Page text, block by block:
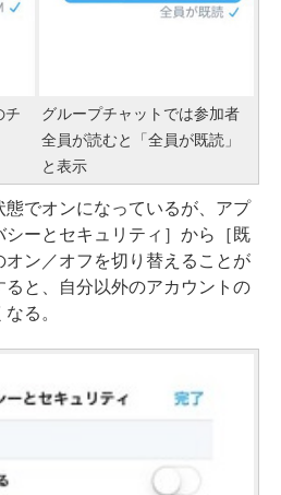
チ
グループチャットでは参加者
全員が読むと「全員が既読」
と表示
でオンになっているが、アプ
シーとセキュリティ］から［既
ン／オフを切り替えることが
と、自分以外のアカウントの
る。